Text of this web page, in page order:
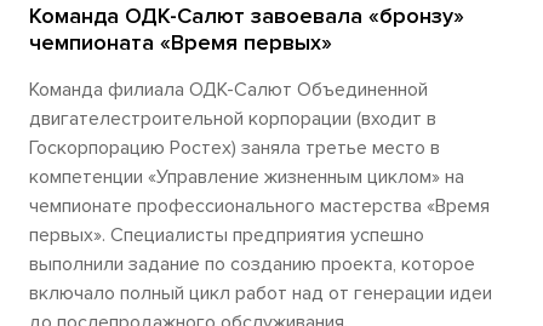
Команда ОДК-Салют завоевала «бронзу»
чемпионата «Время первых»
Команда филиала ОДК-Салют Объединенной
двигателестроительной корпорации (входит в
Госкорпорацию Ростех) заняла третье место в
компетенции «Управление жизненным циклом» на
чемпионате профессионального мастерства «Время
первых». Специалисты предприятия успешно
выполнили задание по созданию проекта, которое
включало полный цикл работ над от генерации идеи